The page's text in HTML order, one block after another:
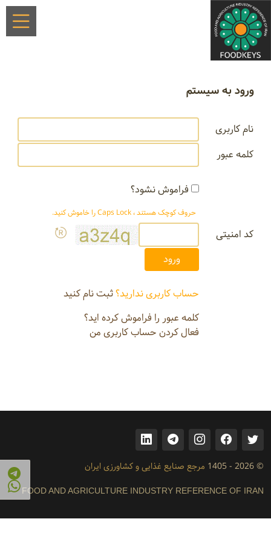
ورود به سیستم
نام کاربری
کلمه عبور
فراموش نشود؟
حروف کوچک هستند ، Caps Lock را خاموش کنید.
کد امنیتی
حساب کاربری ندارید؟ثبت نام کنید
کلمه عبور را فراموش کرده اید؟
فعال کردن حساب کاربری من
© 2026 - 1405 مرجع صنایع غذایی و کشاورزی ایران
FOOD AND AGRICULTURE INDUSTRY REFERENCE OF IRAN